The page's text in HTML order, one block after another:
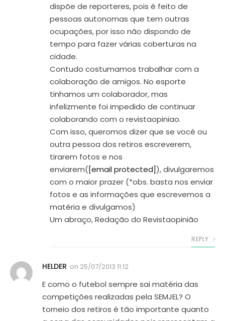
dispõe de reporteres, pois é feito de
pessoas autonomas que tem outras
ocupações, por isso não dispondo de
tempo para fazer várias coberturas na
cidade.
Contudo costumamos trabalhar com a
colaboração de amigos. No esporte
tinhamos um colaborador, mas
infelizmente foi impedido de continuar
colaborando com o revistaopiniao.
Com isso, queromos dizer que se você ou
outra pessoa dos retiros escreverem,
tirarem fotos e nos
enviarem([email protected]), divulgaremos
com o maior prazer (*obs. basta nos enviar
fotos e as informações que escrevemos a
matéria e divulgamos)
Um abraço, Redação do Revistaopinião
REPLY
HELDER on 25/07/2013 11:12
E como o futebol sempre sai matéria das
competições realizadas pela SEMJEL? O
torneio dos retiros é tão importante quanto